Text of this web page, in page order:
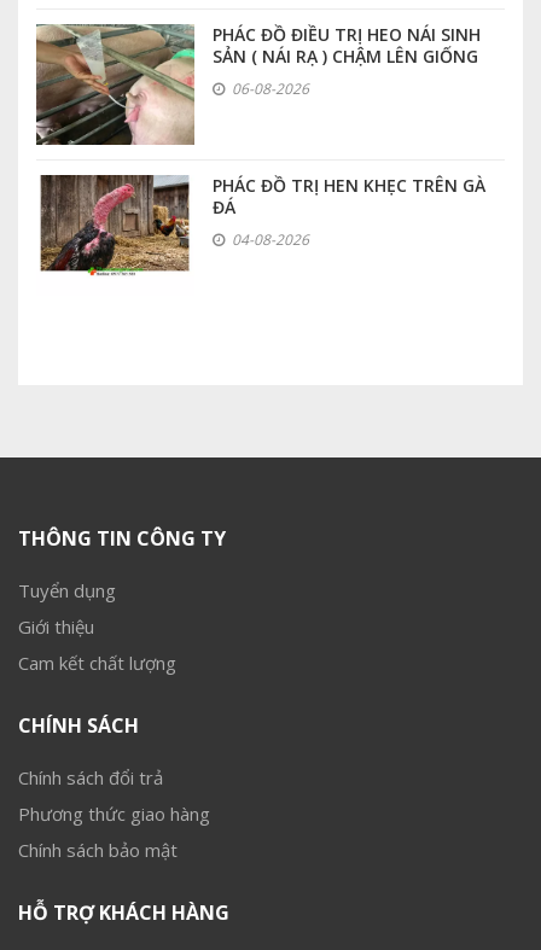
PHÁC ĐỒ ĐIỀU TRỊ HEO NÁI SINH
SẢN ( NÁI RẠ ) CHẬM LÊN GIỐNG
06-08-2026
PHÁC ĐỒ TRỊ HEN KHẸC TRÊN GÀ
ĐÁ
04-08-2026
THÔNG TIN CÔNG TY
Tuyển dụng
Giới thiệu
Cam kết chất lượng
CHÍNH SÁCH
Chính sách đổi trả
Phương thức giao hàng
Chính sách bảo mật
HỖ TRỢ KHÁCH HÀNG